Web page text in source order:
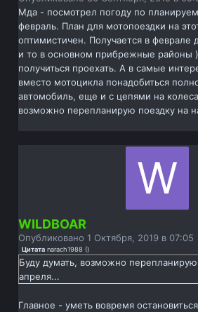
Мда - посмотрел погоду по
февраль. План для мотопоездки на
оптимистичен. Получается в феврале
и то в основном прибрежные районы
получиться проехать. А в самые
вместо мотоцикла понадобиться
автомобиль, еще и с цепями на
возможно перепланирую поездку на
WILDBOAR
Опубликовано1 Октября, 2019 в 07:05
Цитата narach1988 ()
Буду думать, возможно перепланирую
апреля...
Главное - уметь вовремя остановиться